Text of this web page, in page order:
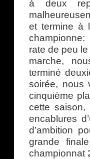
à deux
et termine à
rate de peu
marche,
terminé
soirée, nous
cinquième
cette saison,
encablures
d’ambition
grande
championnat